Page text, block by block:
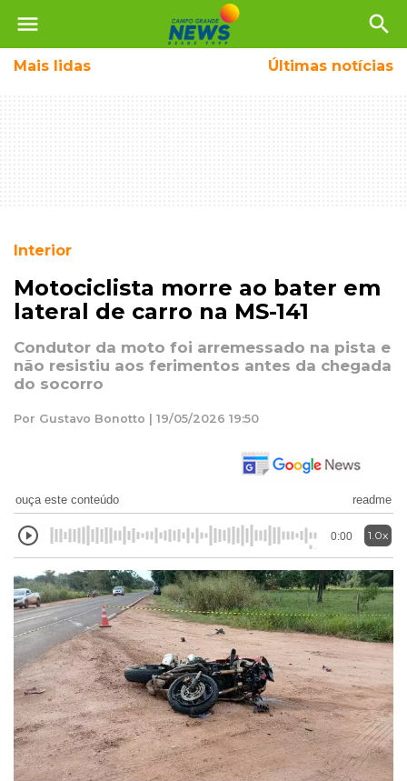
menu search
Mais lidas Últimas notícias
Interior
Motociclista morre ao bater em
lateral de carro na MS-141
Condutor da moto foi arremessado na pista e
não resistiu aos ferimentos antes da chegada
do socorro
Por Gustavo Bonotto | 19/05/2026 19:50
ouça este conteúdo readme
0:00 1.0x